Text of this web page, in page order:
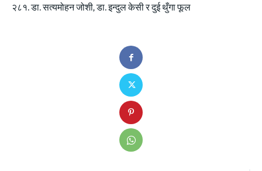
२८१. डा. सत्यमोहन जोशी, डा. इन्दुल केसी र दुई थुँगा फूल